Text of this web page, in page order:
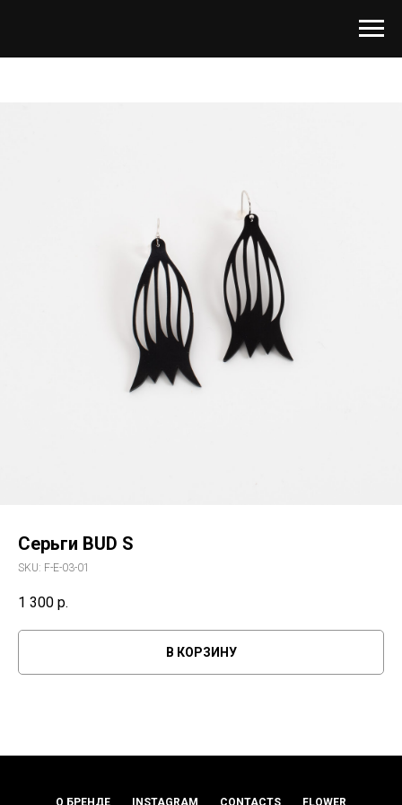
Серьги BUD S
SKU: F-E-03-01
1 300 р.
В КОРЗИНУ